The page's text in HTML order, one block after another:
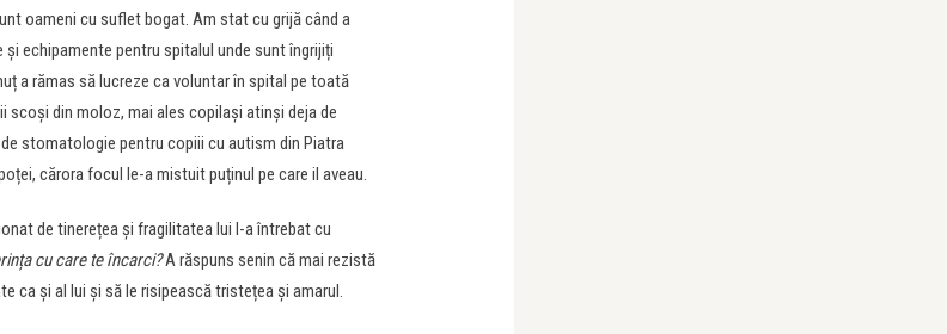
oameni cu suflet bogat. Am stat cu grijă când a
echipamente pentru spitalul unde sunt îngrijiți
a rămas să lucreze ca voluntar în spital pe toată
scoși din moloz, mai ales copilași atinși deja de
stomatologie pentru copiii cu autism din Piatra
cărora focul le-a mistuit puținul pe care il aveau.
de tinerețea și fragilitatea lui l-a întrebat cu
cu care te încarci?A răspuns senin că mai rezistă
ca și al lui și să le risipească tristețea și amarul.